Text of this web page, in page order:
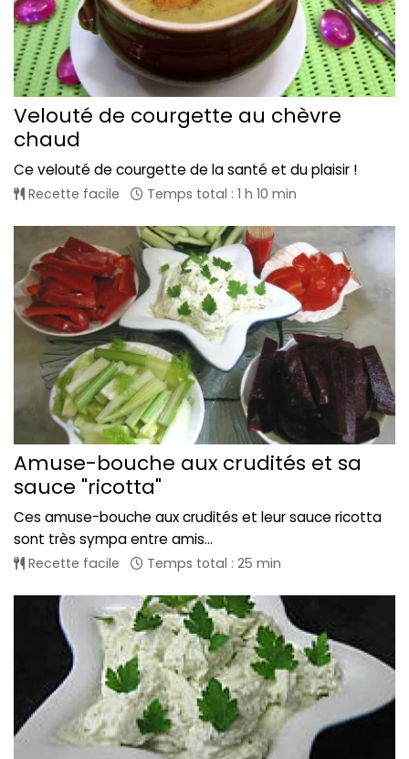
Velouté de courgette au chèvre
chaud
Ce velouté de courgette de la santé et du plaisir !
Recette facile Temps total : 1 h 10 min
Amuse-bouche aux crudités et sa
sauce "ricotta"
Ces amuse-bouche aux crudités et leur sauce ricotta
sont très sympa entre amis...
Recette facile Temps total : 25 min